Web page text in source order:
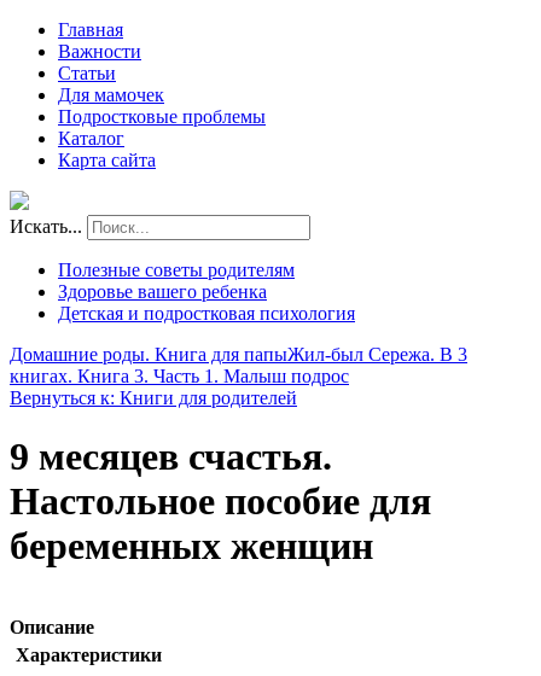
Главная
Важности
Статьи
Для мамочек
Подростковые проблемы
Каталог
Карта сайта
Искать...
Полезные советы родителям
Здоровье вашего ребенка
Детская и подростковая психология
Домашние роды. Книга для папыЖил-был Сережа. В 3
книгах. Книга 3. Часть 1. Малыш подрос
Вернуться к: Книги для родителей
9 месяцев счастья.
Настольное пособие для
беременных женщин
Описание
Характеристики